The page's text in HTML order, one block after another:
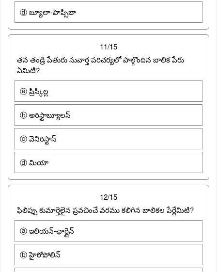
ⓓ బ్యూలా-హెప్సిబా
11/15
తన తండ్రి పేతురు సువార్త పరిచర్యలో పాల్గొందిన బాలిక పేరు
ఏమిటి?
ⓐ ప్రిస్కిల్ల
ⓑ అరిస్టాబ్యూలస్
ⓒ వెనిరిస్టాస్
ⓓ మియా
12/15
ఫిలిప్పు కుమార్తెలైన ప్రవచించే వరము కలిగిన బాలికల పేర్లేమిటి?
ⓐ ఇలియన్-ఛార్లైన్
ⓑ హైరోపోలిన్